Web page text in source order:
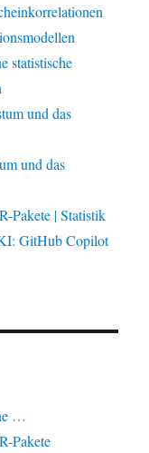
statistische
und das
und das
Pakete | Statistik
GitHub Copilot
…
Pakete